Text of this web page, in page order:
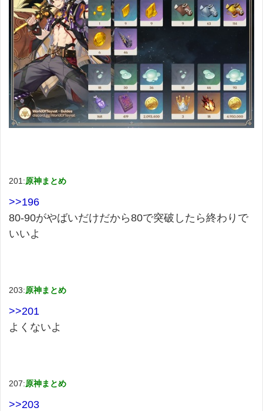
201:原神まとめ
>>196
80-90がやばいだけだから80で突破したら終わりで
いいよ
203:原神まとめ
>>201
よくないよ
207:原神まとめ
>>203